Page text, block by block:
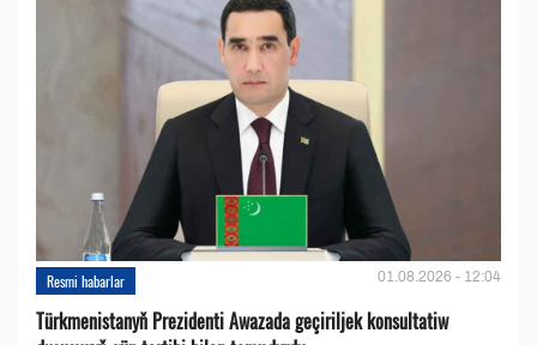
Resmi habarlar 01.08.2026 - 12:04
Türkmenistanyň Prezidenti Awazada geçiriljek konsultatiw